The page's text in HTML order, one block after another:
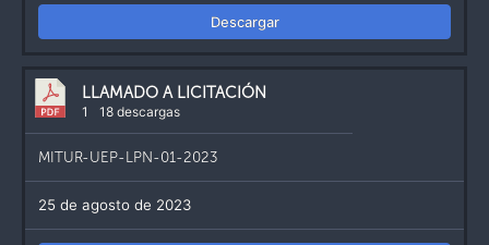
Descargar
LLAMADO A LICITACIÓN
1 18 descargas
MITUR-UEP-LPN-01-2023
25 de agosto de 2023